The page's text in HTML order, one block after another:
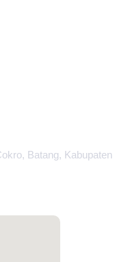
Batang, Kabupaten